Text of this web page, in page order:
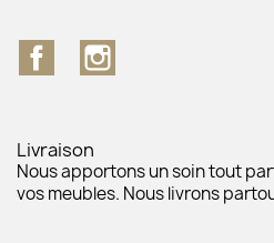
Facebook
Livraison
Nous apportons un soin tout
vos meubles. Nous livrons